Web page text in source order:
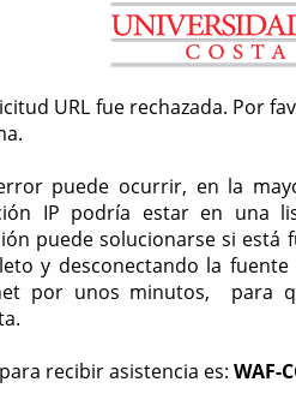
URL fue rechazada. Por
puede ocurrir, en la
IP podría estar en una
puede solucionarse si está
y desconectando la
por unos minutos, para
recibir asistencia es: WAF-